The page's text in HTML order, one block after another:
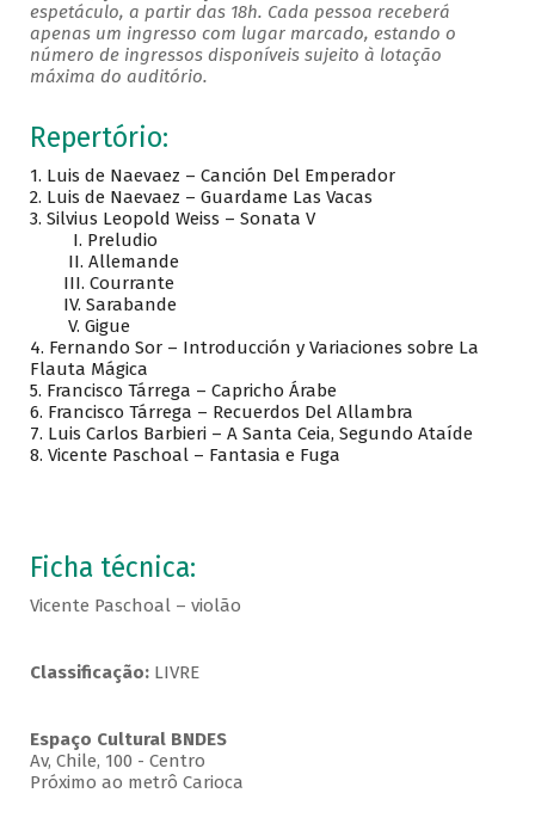
espetáculo, a partir das 18h. Cada pessoa receberá
apenas um ingresso com lugar marcado, estando o
número de ingressos disponíveis sujeito à lotação
máxima do auditório.
Repertório:
1. Luis de Naevaez – Canción Del Emperador
2. Luis de Naevaez – Guardame Las Vacas
3. Silvius Leopold Weiss – Sonata V
I. Preludio
II. Allemande
III. Courrante
IV. Sarabande
V. Gigue
4. Fernando Sor – Introducción y Variaciones sobre La
Flauta Mágica
5. Francisco Tárrega – Capricho Árabe
6. Francisco Tárrega – Recuerdos Del Allambra
7. Luis Carlos Barbieri – A Santa Ceia, Segundo Ataíde
8. Vicente Paschoal – Fantasia e Fuga
Ficha técnica:
Vicente Paschoal – violão
Classificação:LIVRE
Espaço Cultural BNDES
Av, Chile, 100 - Centro
Próximo ao metrô Carioca